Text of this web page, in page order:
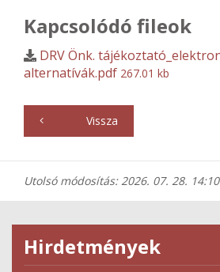
Kapcsolódó fileok
DRV Önk.
alternatívák.pdf 267.01 kb
Vissza
Utolsó módosítás: 2026. 07. 28. 14:10
Hirdetmények